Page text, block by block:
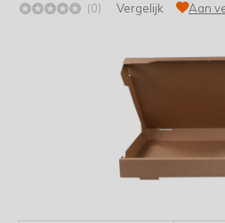
(0) Vergelijk Aan